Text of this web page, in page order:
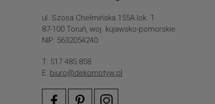
ul. Szosa Chełmińska 155A lok. 1
87-100 Toruń, woj. kujawsko-pomorskie
NIP: 5632054240
T: 517 485 858
E: biuro@dekomotyw.pl